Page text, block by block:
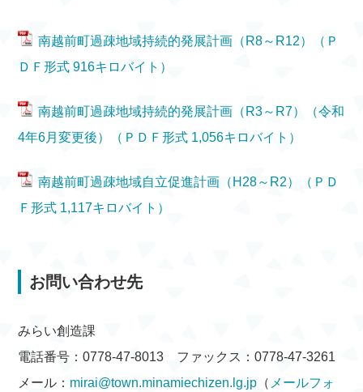
南越前町過疎地域持続的発展計画（R8～R12）（Ｐ
ＤＦ形式 916キロバイト）
南越前町過疎地域持続的発展計画（R3～R7）（令和
4年6月変更後）（ＰＤＦ形式 1,056キロバイト）
南越前町過疎地域自立促進計画（H28～R2）（ＰＤ
Ｆ形式 1,117キロバイト）
お問い合わせ先
みらい創造課
電話番号：0778-47-8013 ファックス：0778-47-3261
メール： mirai@town.minamiechizen.lg.jp （ メールフォ